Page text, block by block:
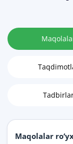
Maqolalar